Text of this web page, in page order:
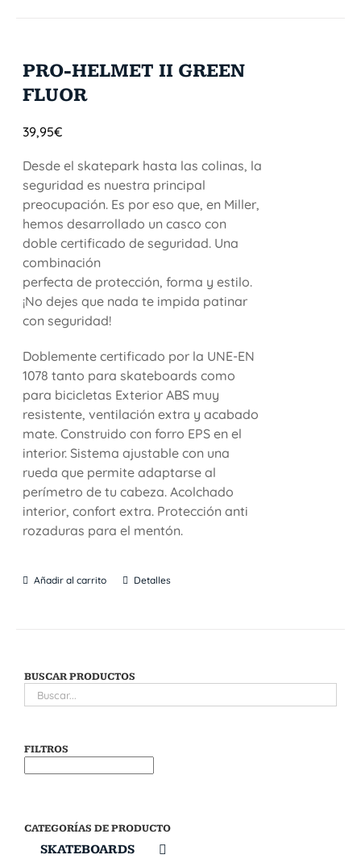
PRO-HELMET II GREEN
FLUOR
39,95€
Desde el skatepark hasta las colinas, la
seguridad es nuestra principal
preocupación. Es por eso que, en Miller,
hemos desarrollado un casco con
doble certificado de seguridad. Una
combinación
perfecta de protección, forma y estilo.
¡No dejes que nada te impida patinar
con seguridad!
Doblemente certificado por la UNE-EN
1078 tanto para skateboards como
para bicicletas Exterior ABS muy
resistente, ventilación extra y acabado
mate. Construido con forro EPS en el
interior. Sistema ajustable con una
rueda que permite adaptarse al
perímetro de tu cabeza. Acolchado
interior, confort extra. Protección anti
rozaduras para el mentón.
Añadir al carrito Detalles
BUSCAR PRODUCTOS
FILTROS
CATEGORÍAS DE PRODUCTO
SKATEBOARDS